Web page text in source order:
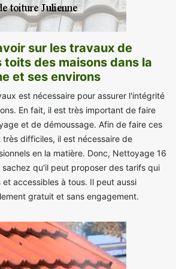
sur les travaux de
des maisons dans la
et ses environs
est nécessaire pour assurer l'intégrité
En fait, il est très important de faire
et de démoussage. Afin de faire ces
difficiles, il est nécessaire de
en la matière. Donc, Nettoyage 16
qu'il peut proposer des tarifs qui
accessibles à tous. Il peut aussi
gratuit et sans engagement.